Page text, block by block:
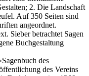
2. Die Landschaft
Auf 350 Seiten sind
angeordnet.
Sieber betrachtet Sagen
Buchgestaltung
des
des Vereins